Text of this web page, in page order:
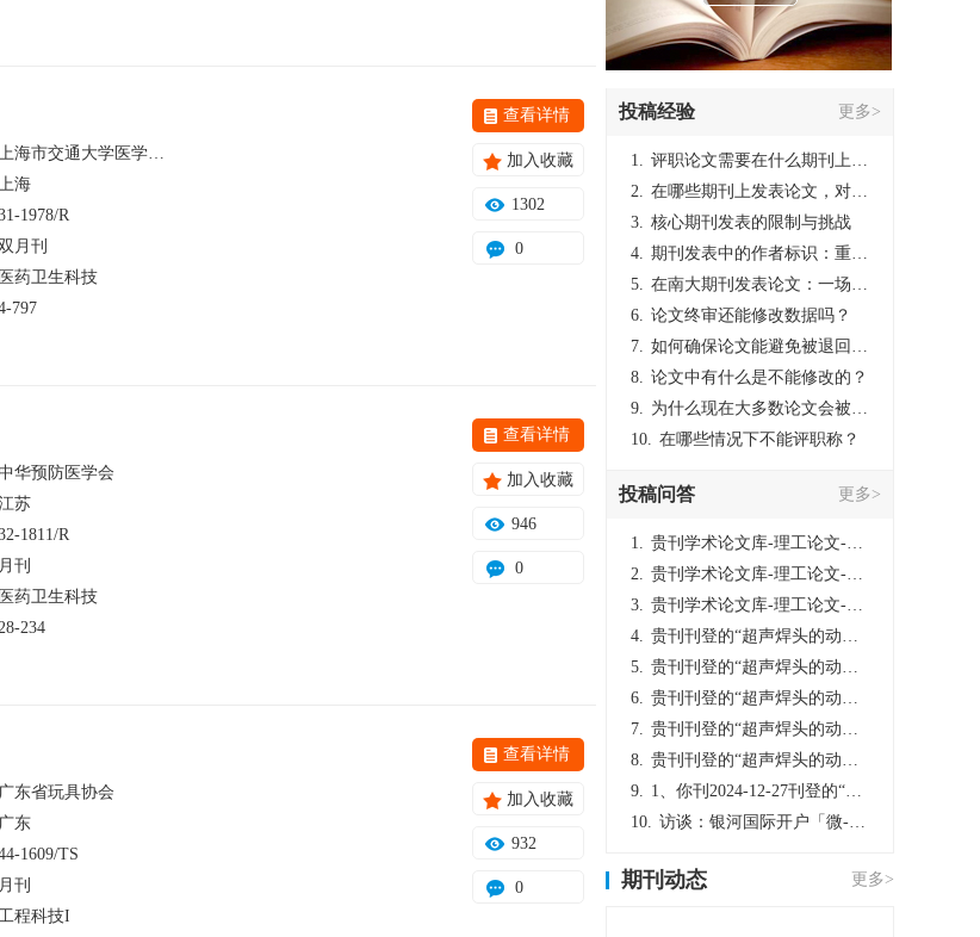
海市交通大学医学院附属瑞金医院
海
1978/R
月刊
医药卫生科技
797
查看详情
加入收藏
1302
0
华预防医学会
苏
1811/R
月刊
医药卫生科技
234
查看详情
加入收藏
946
0
广东省玩具协会
广东
1609/TS
月刊
程科技I
查看详情
加入收藏
932
0
投稿经验 更多>
1. 评职论文需要在什么期刊上发表？
2. 在哪些期刊上发表论文，对考研有优势？
3. 核心期刊发表的限制与挑战
4. 期刊发表中的作者标识：重要性与实践
5. 在南大期刊发表论文：一场知识探索与学术成就的旅程
6. 论文终审还能修改数据吗？
7. 如何确保论文能避免被退回：关键条件与策略
8. 论文中有什么是不能修改的？
9. 为什么现在大多数论文会被评判为AI撰写？（深度剖析查重机制下的困境与出路）
10. 在哪些情况下不能评职称？
投稿问答 更多>
1. 贵刊学术论文库-理工论文-第16页刊登的“超声焊头的动力学分析与优化设计”，作者lizhiwei，时间2024-12-27，该论文由我本人在机电工程技术2024年第10期公开发表，lizhiwei并非本人，请将文章删除，消除影响，谢谢！
2. 贵刊学术论文库-理工论文-第16页刊登的“超声焊头的动力学分析与优化设计”，作者lizhiwei，时间2024-12-27，该论文由我本人在机电工程技术2024年第10期公开发表，lizhiwei并非本人，请将文章删除，消除影响，谢谢！
3. 贵刊学术论文库-理工论文-第16页刊登的“超声焊头的动力学分析与优化设计”，作者lizhiwei，时间2024-12-27，该论文由我本人在机电工程技术2024年第10期公开发表，lizhiwei并非本人，请将文章删除，消除影响，谢谢！
4. 贵刊刊登的“超声焊头的动力学分析与优化设计”，作者lizhiwei，时间2024-12-27，该论文由我本人在机电工程技术2024年第10期公开发表，lizhiwei并非本人，请将文章删除，消除影响，谢谢！
5. 贵刊刊登的“超声焊头的动力学分析与优化设计”，作者lizhiwei，时间2024-12-27，该论文由我本人在机电工程技术2024年第10期公开发表，lizhiwei并非本人，请将文章删除，消除影响，谢谢！
6. 贵刊刊登的“超声焊头的动力学分析与优化设计”，作者lizhiwei，时间2024-12-27，该论文由我本人在机电工程技术2024年第10期公开发表，lizhiwei并非本人，请将文章删除，消除影响，谢谢！
7. 贵刊刊登的“超声焊头的动力学分析与优化设计”，作者lizhiwei，时间2024-12-27，该论文由我本人在机电工程技术2024年第10期公开发表，lizhiwei并非本人，请将文章删除，消除影响，谢谢！
8. 贵刊刊登的“超声焊头的动力学分析与优化设计”，作者lizhiwei，时间2024-12-27，该论文由我本人在机电工程技术2024年第10期公开发表，lizhiwei并非本人，请将文章删除，消除影响，谢谢！
9. 1、你刊2024-12-27刊登的“超声焊头的动力学分析与优化设计论文”，是由我本人在“机电工程技术”，在2024年第10期公开发表的，而本刊转载“lizhiwei”非本人操作，请尽快将其删除，消除不良影响。
10. 访谈：银河国际开户「微-97905670-信」上分客服开户电话在线注册现场经理。机械文明荒野生存游戏《荒野起源》超新星测试将于12月18日上午10点正式开启!本次测试资格已陆续发放!各位拓荒者们准备好了么。
期刊动态 更多>